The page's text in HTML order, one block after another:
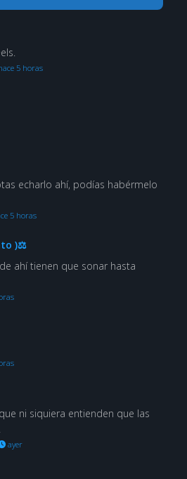
5 horas
echarlo ahí, podías habérmelo
5 horas
)⚖
ahí tienen que sonar hasta
ni siquiera entienden que las
ayer